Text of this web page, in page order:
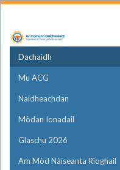
Dachaidh
Mu ACG
Naidheachdan
Mòdan Ionadail
Glaschu 2026
Am Mòd Nàiseanta Rìoghail